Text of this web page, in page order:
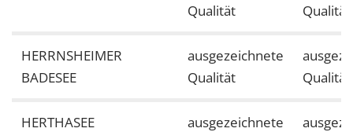
Qualität
Qualität
HERRNSHEIMER
BADESEE
ausgezeichnete
Qualität
Qualität
HERTHASEE ausgezeichnete